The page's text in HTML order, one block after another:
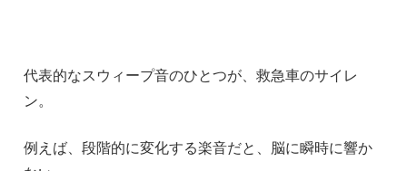
代表的なスウィープ音のひとつが、救急車のサイレ
ン。
例えば、段階的に変化する楽音だと、脳に瞬時に響か